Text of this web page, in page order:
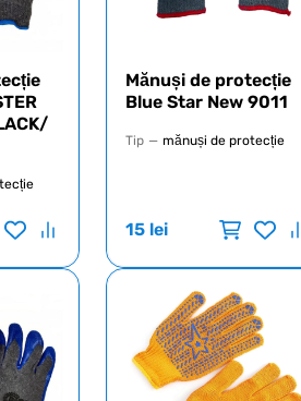
Mănuși de protecție
Blue Star New 9011
Tip — mănuși de protecție
15 lei